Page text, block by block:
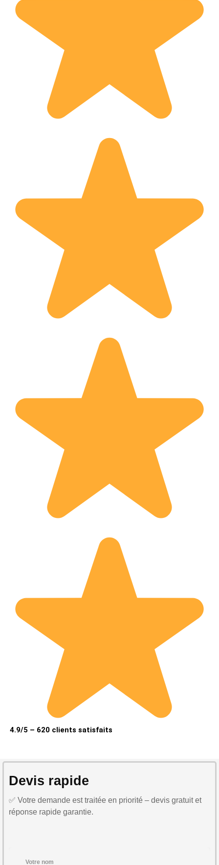
4.9/5 – 620 clients satisfaits
Devis rapide
✅ Votre demande est traitée en priorité – devis gratuit et
réponse rapide garantie.
Votre nom